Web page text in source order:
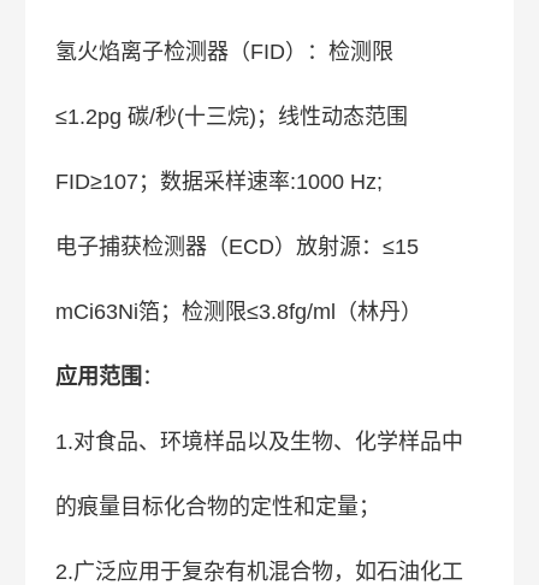
氢火焰离子检测器（FID）：检测限
≤1.2pg 碳/秒(十三烷)；线性动态范围
FID≥107；数据采样速率:1000 Hz;
电子捕获检测器（ECD）放射源：≤15
mCi63Ni箔；检测限≤3.8fg/ml（林丹）
应用范围 ：
1.对食品、环境样品以及生物、化学样品中
的痕量目标化合物的定性和定量；
2.广泛应用于复杂有机混合物，如石油化工